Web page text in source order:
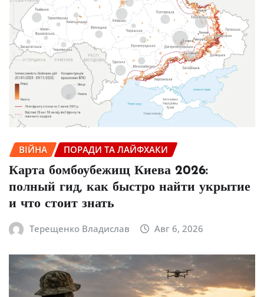
ВІЙНА ПОРАДИ ТА ЛАЙФХАКИ
Карта бомбоубежищ Киева 2026:
полный гид, как быстро найти укрытие
и что стоит знать
Терещенко Владислав Авг 6, 2026